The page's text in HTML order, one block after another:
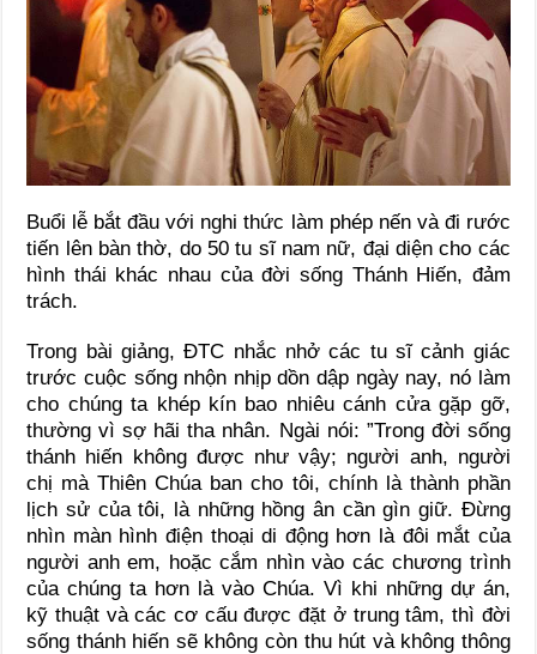
Buổi lễ bắt đầu với nghi thức làm phép nến và đi rước
tiến lên bàn thờ, do 50 tu sĩ nam nữ, đại diện cho các
hình thái khác nhau của đời sống Thánh Hiến, đảm
trách.
Trong bài giảng, ĐTC nhắc nhở các tu sĩ cảnh giác
trước cuộc sống nhộn nhịp dồn dập ngày nay, nó làm
cho chúng ta khép kín bao nhiêu cánh cửa gặp gỡ,
thường vì sợ hãi tha nhân. Ngài nói: ”Trong đời sống
thánh hiến không được như vậy; người anh, người
chị mà Thiên Chúa ban cho tôi, chính là thành phần
lịch sử của tôi, là những hồng ân cần gìn giữ. Đừng
nhìn màn hình điện thoại di động hơn là đôi mắt của
người anh em, hoặc cắm nhìn vào các chương trình
của chúng ta hơn là vào Chúa. Vì khi những dự án,
kỹ thuật và các cơ cấu được đặt ở trung tâm, thì đời
sống thánh hiến sẽ không còn thu hút và không thông